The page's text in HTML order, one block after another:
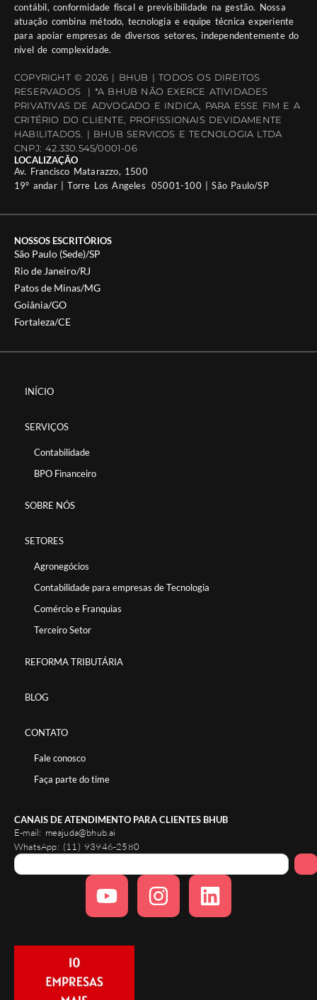
contábil, conformidade fiscal e previsibilidade na gestão. Nossa
atuação combina método, tecnologia e equipe técnica experiente
para apoiar empresas de diversos setores, independentemente do
nível de complexidade.
COPYRIGHT © 2026 | BHUB | TODOS OS DIREITOS
RESERVADOS | *A BHUB NÃO EXERCE ATIVIDADES
PRIVATIVAS DE ADVOGADO E INDICA, PARA ESSE FIM E A
CRITÉRIO DO CLIENTE, PROFISSIONAIS DEVIDAMENTE
HABILITADOS. | BHUB SERVICOS E TECNOLOGIA LTDA
CNPJ: 42.330.545/0001-06
LOCALIZAÇÃO
Av. Francisco Matarazzo, 1500
19º andar | Torre Los Angeles 05001-100 | São Paulo/SP
NOSSOS ESCRITÓRIOS
São Paulo (Sede)/SP
Rio de Janeiro/RJ
Patos de Minas/MG
Goiânia/GO
Fortaleza/CE
INÍCIO
SERVIÇOS
Contabilidade
BPO Financeiro
SOBRE NÓS
SETORES
Agronegócios
Contabilidade para empresas de Tecnologia
Comércio e Franquias
Terceiro Setor
REFORMA TRIBUTÁRIA
BLOG
CONTATO
Fale conosco
Faça parte do time
CANAIS DE ATENDIMENTO PARA CLIENTES BHUB
E-mail: meajuda@bhub.ai
WhatsApp: (11) 93946-2580